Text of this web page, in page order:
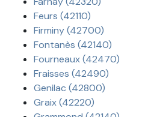
Feurs (42110)
Firminy (42700)
Fontanès (42140)
Fourneaux (42470)
Fraisses (42490)
Genilac (42800)
Graix (42220)